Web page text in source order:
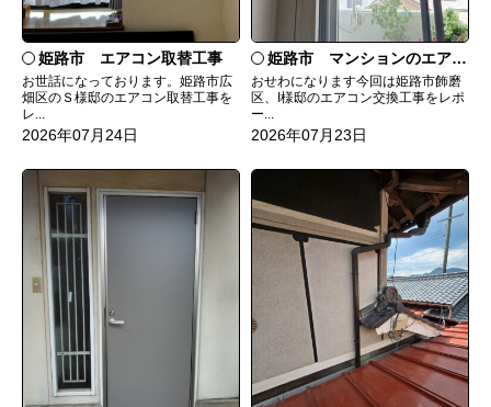
姫路市 エアコン取替工事
お世話になっております。姫路市広
畑区のＳ様邸のエアコン取替工事を
レ...
2026年07月24日
姫路市 マンションのエアコンをダイキンRXへ交換
おせわになります今回は姫路市飾磨
区、I様邸のエアコン交換工事をレポ
ー...
2026年07月23日